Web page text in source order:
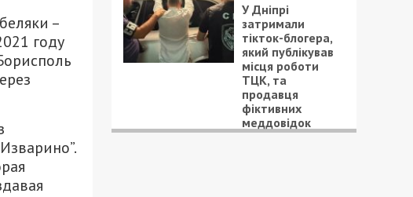
–
году
У Дніпрі
затримали
тікток-блогера,
який публікував
місця роботи
ТЦК, та
продавця
фіктивних
меддовідок